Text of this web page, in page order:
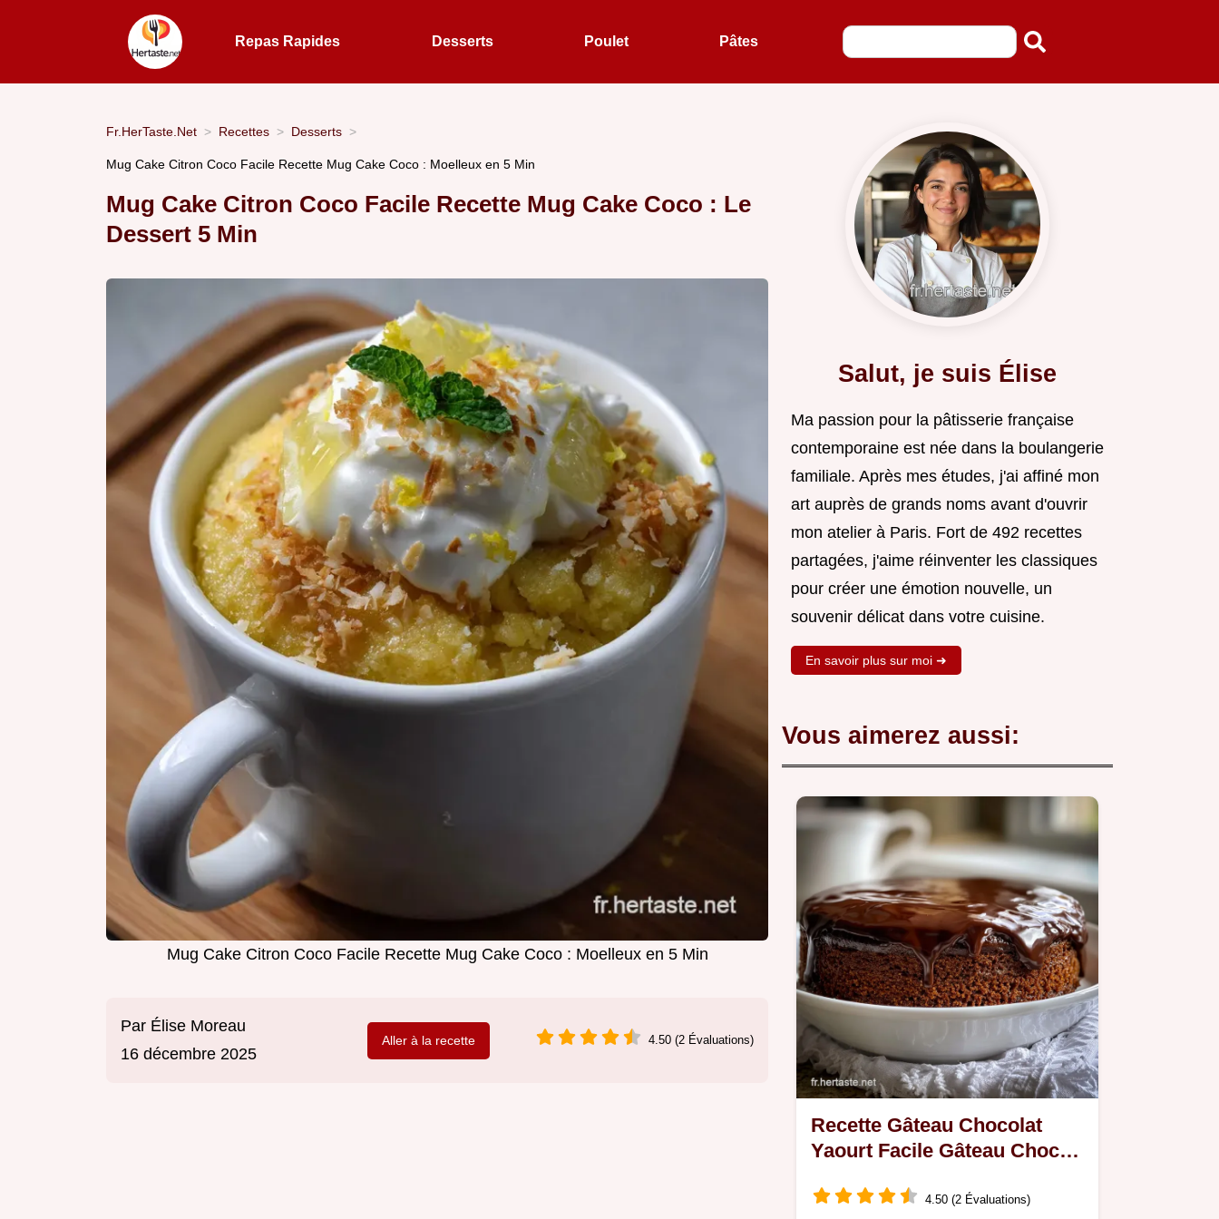
Repas Rapides Desserts Poulet Pâtes
Fr.HerTaste.Net Recettes Desserts
Mug Cake Citron Coco Facile Recette Mug Cake Coco : Moelleux en 5 Min
Mug Cake Citron Coco Facile Recette Mug Cake Coco : Le
Dessert 5 Min
Mug Cake Citron Coco Facile Recette Mug Cake Coco : Moelleux en 5 Min
Par Élise Moreau
16 décembre 2025
Aller à la recette 4.50 (2 Évaluations)
Salut, je suis Élise
Ma passion pour la pâtisserie française
contemporaine est née dans la boulangerie
familiale. Après mes études, j'ai affiné mon
art auprès de grands noms avant d'ouvrir
mon atelier à Paris. Fort de 492 recettes
partagées, j'aime réinventer les classiques
pour créer une émotion nouvelle, un
souvenir délicat dans votre cuisine.
En savoir plus sur moi ➜
Vous aimerez aussi:
Recette Gâteau Chocolat
Yaourt Facile Gâteau Choco :
4.50 (2 Évaluations)